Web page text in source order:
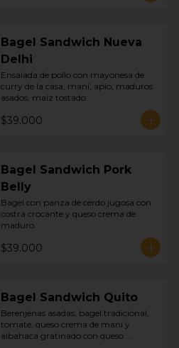
Bagel Sandwich Nueva
Delhi
Ensalada de pollo con mayonesa de
curry de la casa, maní, apio, maduros
asados, maíz tostado.
$39.000
Bagel Sandwich Pork
Belly
Bagel con panza de cerdo jugosa con
costra crocante y queso crema de
maduro.
$39.000
Bagel Sandwich Quito
Berenjenas asadas, bagel tradicional,
tomate, queso crema de maní y
albahaca gratinado con queso